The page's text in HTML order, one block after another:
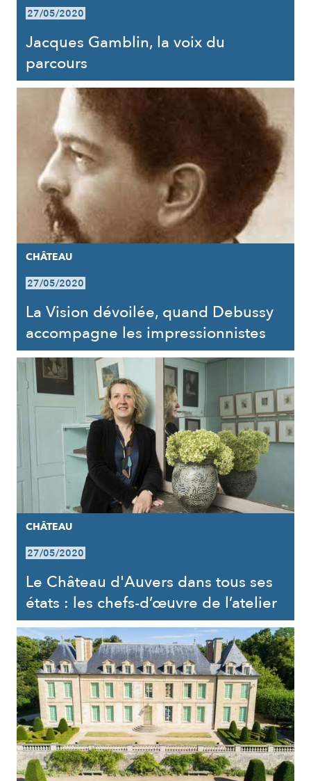
27/05/2020
Jacques Gamblin, la voix du
parcours
CHÂTEAU
27/05/2020
La Vision dévoilée, quand Debussy
accompagne les impressionnistes
CHÂTEAU
27/05/2020
Le Château d'Auvers dans tous ses
états : les chefs-d’œuvre de l’atelier